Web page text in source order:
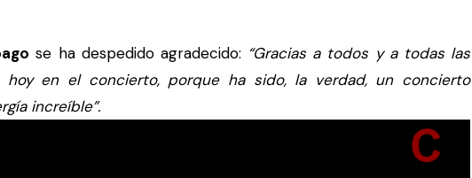
se ha despedido agradecido: “Gracias a todos y a todas las
hoy en el concierto, porque ha sido, la verdad, un concierto
increíble”.